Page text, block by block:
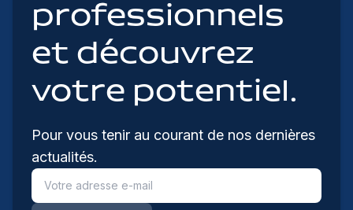
professionnels
et découvrez
votre potentiel.
Pour vous tenir au courant de nos dernières
actualités.